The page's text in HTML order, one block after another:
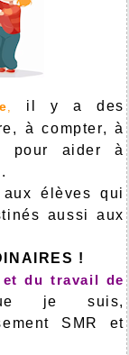
il y a des
à compter, à
pour aider à
élèves qui
aussi aux
!
du travail de
je suis,
SMR et